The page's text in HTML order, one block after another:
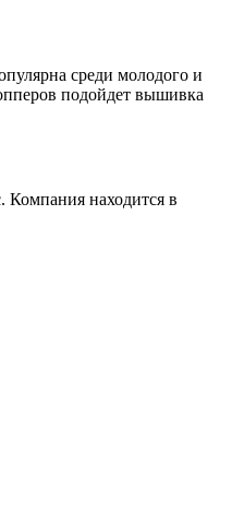
среди молодого и
подойдет вышивка
Компания находится в